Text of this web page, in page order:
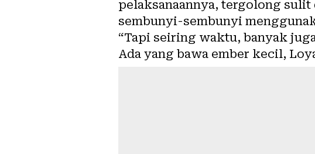
pelaksanaannya, tergolong sulit
sembunyi-sembunyi
“Tapi seiring waktu, banyak
Ada yang bawa ember kecil,